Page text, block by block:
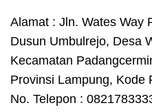
Alamat : Jln. Wates Way
Dusun Umbulrejo, Desa
Kecamatan
Provinsi Lampung, Kode
No. Telepon :